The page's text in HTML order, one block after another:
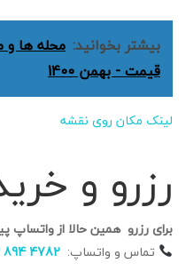
بیشتر بخوانید: محله ها و
قیمت - بهمن 1400
لینک مکان روی نقشه
رزرو و
برای رزرو همین حالا از واتساپ
تماس و واتساپ: 4782 894 552 90+